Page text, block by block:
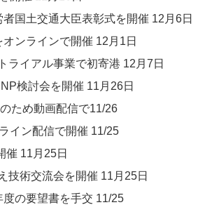
国土交通大臣表彰式を開催 12月6日
ンラインで開催 12月1日​​
ライアル事業で初寄港 12月7日
検討会を開催 11月26日​​
ため動画配信で11/26​​
イン配信で開催​​ 11/25
催 11月25日​​​​
技術交流会を開催 11月25日
度の要望書を手交 11/25